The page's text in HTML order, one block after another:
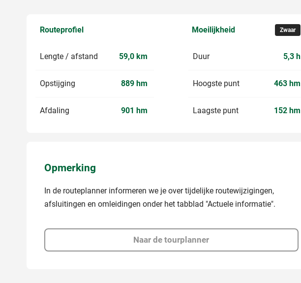
Routeprofiel Moeilijkheid Zwaar
Lengte / afstand 59,0 km
Opstijging 889 hm
Afdaling 901 hm
Duur 5,3 h
Hoogste punt 463 hm
Laagste punt 152 hm
Opmerking
In de routeplanner informeren we je over tijdelijke routewijzigingen,
afsluitingen en omleidingen onder het tabblad "Actuele informatie".
Naar de tourplanner